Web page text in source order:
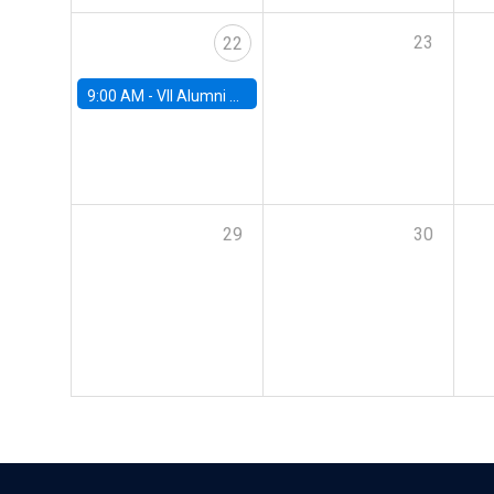
22
9:00 AM - VII Alumni Workshop
23
29 30